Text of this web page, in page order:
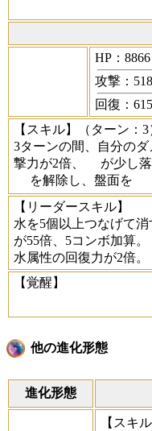
HP：8866
攻撃：
回復：615
【スキル】
（ターン：3
3ターンの間、自分の
撃力が2倍、
が少し
を解除し、盤面を
【リーダースキル】
水を5個以上つなげて
が55倍、5コンボ加算。
水属性の回復力が2倍。
【覚醒】
他の進化形態
進化形態
【スキル